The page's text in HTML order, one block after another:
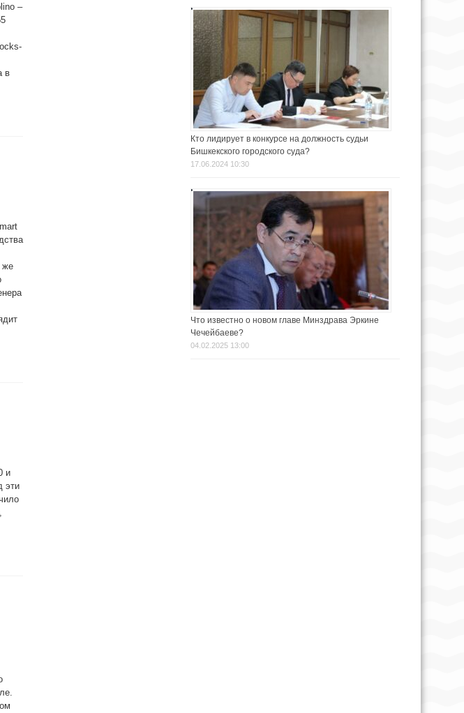
–
в
же
и
эти
Кто лидирует в конкурсе на должность судьи
Бишкекского городского суда?
17.06.2024 10:30
Что известно о новом главе Минздрава Эркине
Чечейбаеве?
04.02.2025 13:00